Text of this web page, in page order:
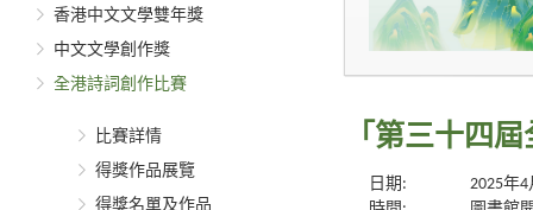
香港中文文學雙年獎
中文文學創作獎
全港詩詞創作比賽
比賽詳情
得獎作品展覽
得獎名單及作品
「第三十四
日期:
2025年